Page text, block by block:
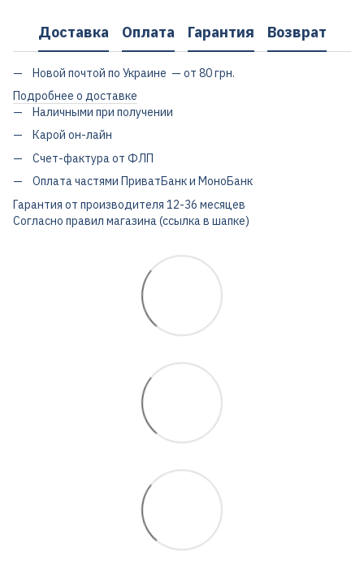
Доставка Оплата Гарантия Возврат
Новой почтой по Украине — от 80 грн.
Подробнее о доставке
Наличными при получении
Карой он-лайн
Счет-фактура от ФЛП
Оплата частями ПриватБанк и МоноБанк
Гарантия от производителя 12-36 месяцев
Согласно правил магазина (ссылка в шапке)